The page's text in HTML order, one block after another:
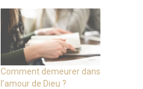
Comment demeurer dans
l’amour de Dieu ?